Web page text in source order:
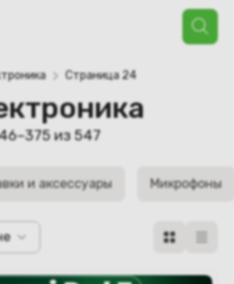
Поиск
товаров
Страница 24
из 547
и аксессуары Микрофоны